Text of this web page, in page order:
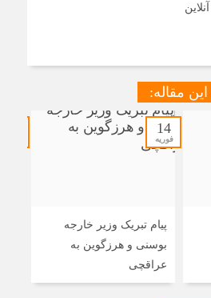
مقاله:
14
فوریه
پیام تبریک وزیر خارجه
بوسنی و هرزگوین به
عراقچی